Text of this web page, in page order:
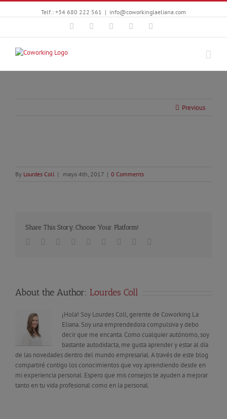
Telf.: +34 680 222 561 | info@coworkinglaeliana.com
FacebookTwitterYouTubeInstagramGoogle+
Previous
By Lourdes Coll | mayo 4th, 2017 | 0 Comments
Share This Story, Choose Your Platform!
Facebook
TwitterLinkedin
Reddit TumblrGoogle+Pinterest
About the Author: Lourdes Coll
¡Hola! Soy Lourdes Coll, gerente de Coworking La
Eliana. Soy una emprendedora compulsiva y debo
decir que me encanta. Como cualquier autónomo, soy
bastante autodidacta, me gusta aprender y estar al día
de las novedades dentro del mundo empresarial. A través de este blog
compartiré contigo los conocimientos que voy aprendiendo desde en
mi experiencia personal. Espero que mis consejos te ayuden a mejorar
tanto en tu vida profesional como en la personal.